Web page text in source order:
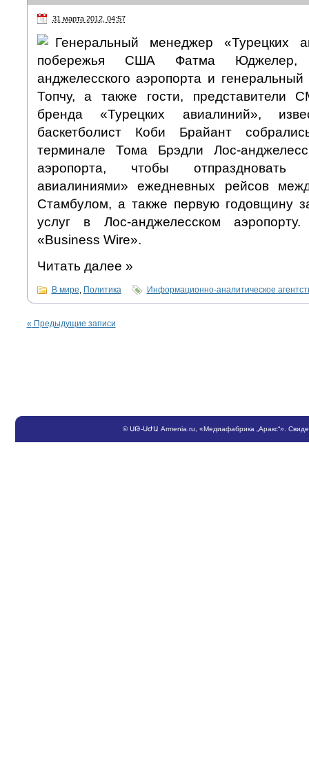
31 марта 2012, 04:57
Генеральный менеджер «Турецких
побережья США Фатма Юджелер,
анджелесского аэропорта и
Топчу, а также гости, представители
бренда «Турецких авиалиний»,
баскетболист Коби Брайант
терминале Тома Брэдли Лос-
аэропорта, чтобы отпраздновать
авиалиниями» ежедневных рейсов
Стамбулом, а также первую годовщину
услуг в Лос-анджелесском
«Business Wire».
Читать далее »
В мире, Политика Информационно-аналитическое
« Предыдущие записи
©ՍԹ-ՍԺԱ Armenia.ru , «Медиафабрика „Аракс“».